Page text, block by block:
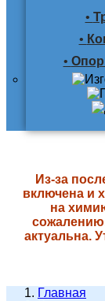
•
•
•
Из-за
включена и
на
актуальна.
Главная